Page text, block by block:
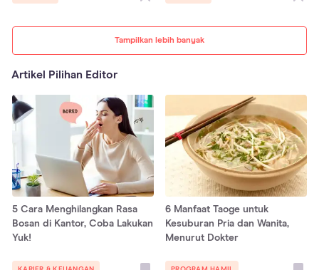
Tampilkan lebih banyak
Artikel Pilihan Editor
5 Cara Menghilangkan Rasa
Bosan di Kantor, Coba Lakukan
Yuk!
6 Manfaat Taoge untuk
Kesuburan Pria dan Wanita,
Menurut Dokter